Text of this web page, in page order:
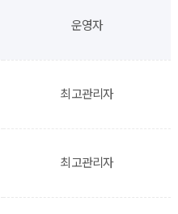
운영자
최고관리자
최고관리자